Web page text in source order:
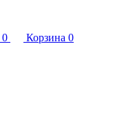
0 Корзина 0